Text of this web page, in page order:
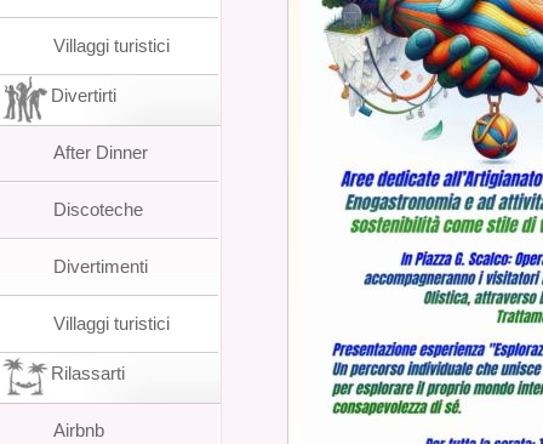
Villaggi turistici
Divertirti
After Dinner
Discoteche
Divertimenti
Villaggi turistici
Rilassarti
Airbnb